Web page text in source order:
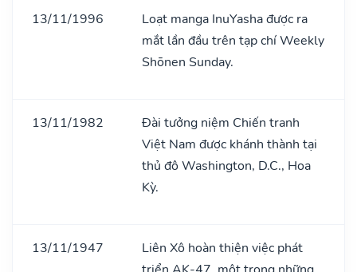
13/11/1996
Loạt manga InuYasha được ra
mắt lần đầu trên tạp chí Weekly
Shōnen Sunday.
13/11/1982
Đài tưởng niệm Chiến tranh
Việt Nam được khánh thành tại
thủ đô Washington, D.C., Hoa
Kỳ.
13/11/1947
Liên Xô hoàn thiện việc phát